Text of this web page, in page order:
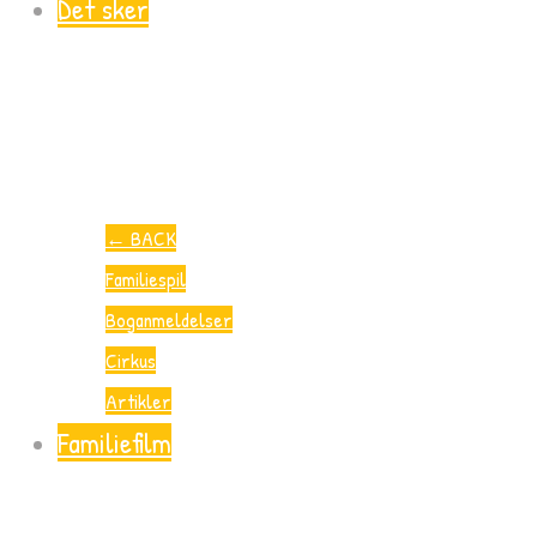
Det sker
← BACK
Familiespil
Boganmeldelser
Cirkus
Artikler
Familiefilm